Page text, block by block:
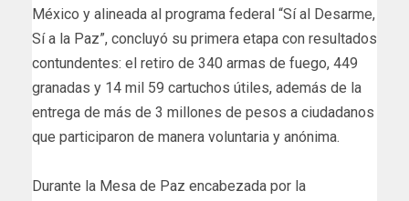
México y alineada al programa federal “Sí al Desarme,
Sí a la Paz”, concluyó su primera etapa con resultados
contundentes: el retiro de 340 armas de fuego, 449
granadas y 14 mil 59 cartuchos útiles, además de la
entrega de más de 3 millones de pesos a ciudadanos
que participaron de manera voluntaria y anónima.
Durante la Mesa de Paz encabezada por la